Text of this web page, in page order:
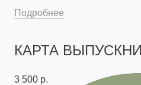
Подробнее
КАРТА
3 500 р.